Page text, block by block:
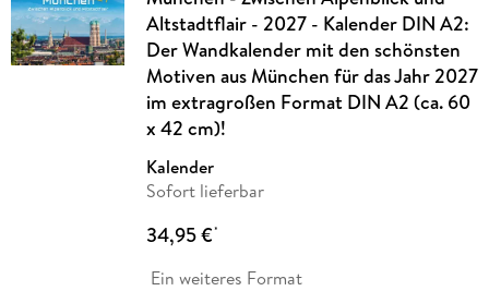
Altstadtflair - 2027 - Kalender DIN A2:
Der Wandkalender mit den schönsten
Motiven aus München für das Jahr 2027
im extragroßen Format DIN A2 (ca. 60
x 42 cm)!
Kalender
Sofort lieferbar
34,95 €*
Ein weiteres Format